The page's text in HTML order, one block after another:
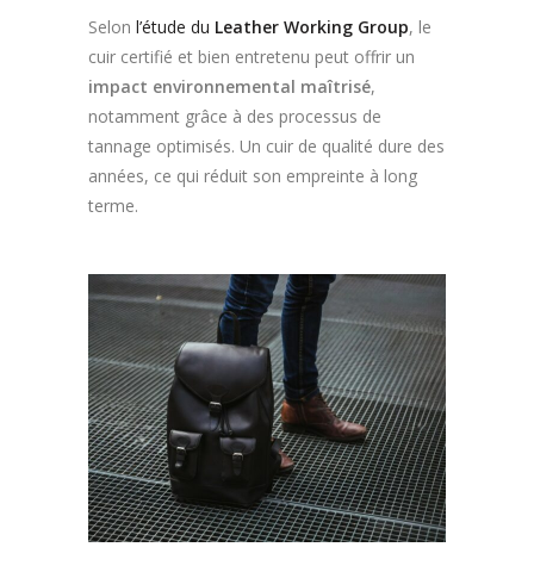
Selon l’étude du Leather Working Group, le
cuir certifié et bien entretenu peut offrir un
impact environnemental maîtrisé,
notamment grâce à des processus de
tannage optimisés. Un cuir de qualité dure des
années, ce qui réduit son empreinte à long
terme.